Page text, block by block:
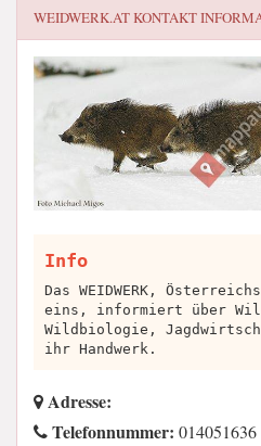
WEIDWERK.ATKONTAKT
Info
Das WEIDWERK,
eins, informiert über
Wildbiologie,
ihr Handwerk.
Adresse:
Telefonnummer: 014051636